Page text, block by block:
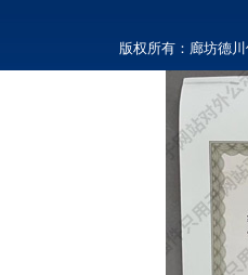
版权所有：廊坊德